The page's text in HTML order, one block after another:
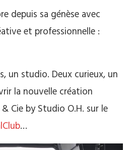
depuis sa génèse avec
et professionnelle :
un studio. Deux curieux, un
la nouvelle création
Cie by Studio O.H. sur le
…